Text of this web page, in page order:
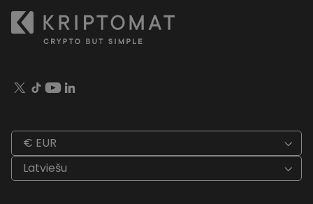
€ EUR
Latviešu